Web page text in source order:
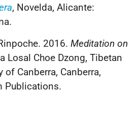
, Novelda, Alicante:
2016. Meditation on
Losal Choe Dzong, Tibetan
of Canberra, Canberra,
Publications.